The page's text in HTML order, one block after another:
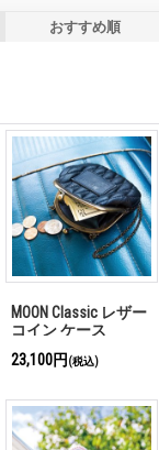
おすすめ順
MOON Classic レザー
コイン ケース
23,100円 (税込)